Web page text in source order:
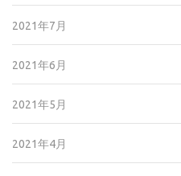
2021年7月
2021年6月
2021年5月
2021年4月